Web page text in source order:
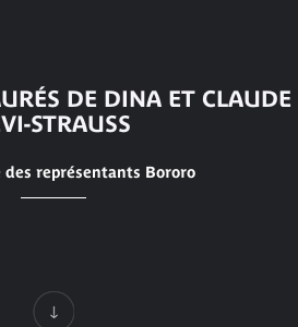
DE DINA ET CLAUDE
STRAUSS
des représentants Bororo